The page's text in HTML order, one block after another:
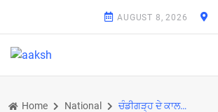
AUGUST 8, 2026
Home National ਚੰਡੀਗੜ੍ਹ ਦੇ ਕਾਲਜਾਂ ’ਚ ਦਾਖਲੇ 13 ਤੋਂ ਸ਼ੁਰੂ